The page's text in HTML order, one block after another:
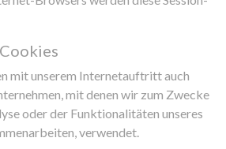
mit unserem Internetauftritt auch
mit denen wir zum Zwecke
oder der Funktionalitäten unseres
verwendet.